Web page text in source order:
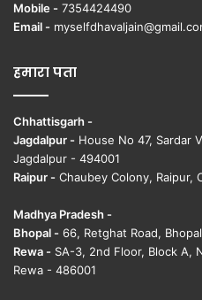
Mobile - 7354424490
Email -
हमारा पता
Chhattisgarh -
Jagdalpur - House No 47, Sardar
Jagdalpur - 494001
Raipur - Chaubey Colony, Raipur,
Madhya Pradesh -
Bhopal - 66, Retghat Road,
Rewa - SA-3, 2nd Floor, Block A,
Rewa - 486001